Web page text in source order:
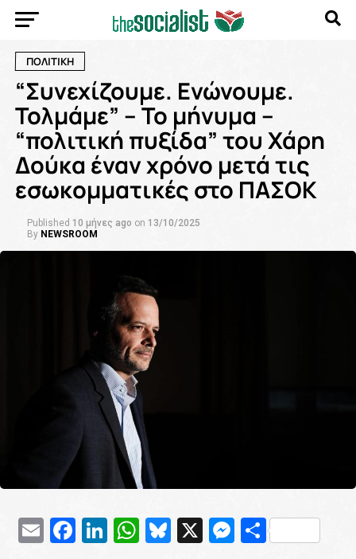
ΠΟΛΙΤΙΚΗ
“Συνεχίζουμε. Ενώνουμε.
Τολμάμε” – Το μήνυμα –
“πολιτική πυξίδα” του Χάρη
Δούκα έναν χρόνο μετά τις
εσωκομματικές στο ΠΑΣΟΚ
Published 10 μήνες ago on 13/10/2025
By NEWSROOM
EmailFacebook
LinkedIn
WhatsApp
Bluesky
X